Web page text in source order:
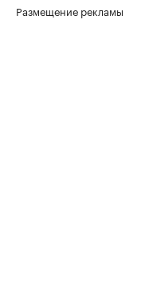
Размещение рекламы